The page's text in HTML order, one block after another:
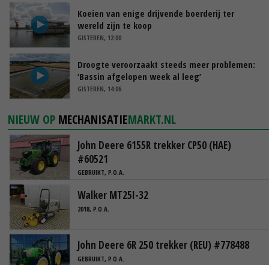
Koeien van enige drijvende boerderij ter
wereld zijn te koop
GISTEREN, 12:00
Droogte veroorzaakt steeds meer problemen:
‘Bassin afgelopen week al leeg’
GISTEREN, 14:06
NIEUW OP MECHANISATIEMARKT.NL
John Deere 6155R trekker CP50 (HAE)
#60521
GEBRUIKT, P.O.A.
Walker MT25I-32
2018, P.O.A.
John Deere 6R 250 trekker (REU) #778488
GEBRUIKT, P.O.A.